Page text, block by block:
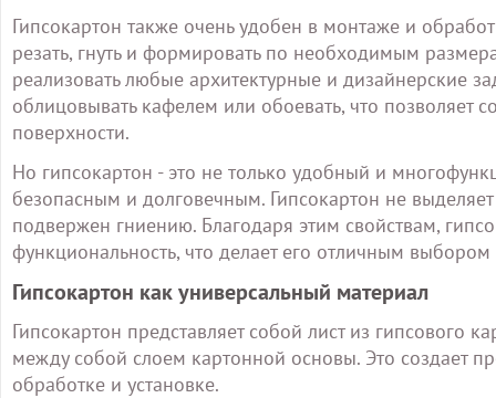
Гипсокартон также очень удобен в монтаже и
резать, гнуть и формировать по необходимым
реализовать любые архитектурные и дизайнерские
облицовывать кафелем или обоевать, что позволяет
поверхности.
Но гипсокартон - это не только удобный и
безопасным и долговечным. Гипсокартон не
подвержен гниению. Благодаря этим свойствам,
функциональность, что делает его отличным
Гипсокартон как универсальный материал
Гипсокартон представляет собой лист из гипсового
между собой слоем картонной основы. Это создает
обработке и установке.